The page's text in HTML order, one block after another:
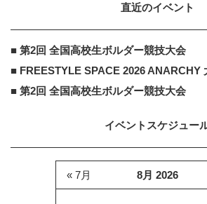
直近のイベント
■ 第2回 全国高校生ボルダー競技大会
■ FREESTYLE SPACE 2026 ANARCHY
■ 第2回 全国高校生ボルダー競技大会
イベントスケジュー
8月 2026
« 7月